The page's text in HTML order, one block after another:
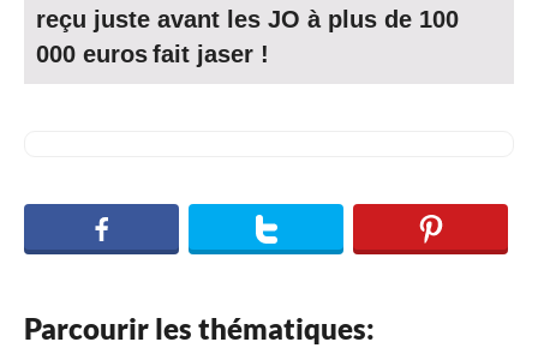
reçu juste avant les JO à plus de 100
000 euros fait jaser !
Parcourir les thématiques: